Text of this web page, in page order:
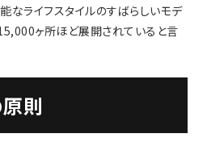
ライフスタイルのすばらしいモデ
ヶ所ほど展開されていると言
則